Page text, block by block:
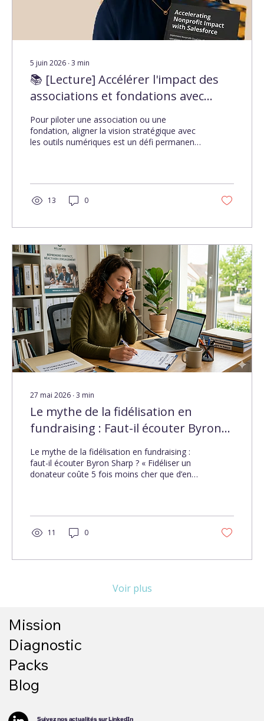
5 juin 2026 ∙3 min
📚 [Lecture] Accélérer l'impact des
associations et fondations avec
Salesforce par Melissa Hill Dees
Pour piloter une association ou une
fondation, aligner la vision stratégique avec
les outils numériques est un défi permanent.
transformer la technologie en un véritable
levier d'impact.
13 0
27 mai 2026 ∙3 min
Le mythe de la fidélisation en
fundraising : Faut-il écouter Byron
Sharp ?
Le mythe de la fidélisation en fundraising :
faut-il écouter Byron Sharp ? « Fidéliser un
donateur coûte 5 fois moins cher que d’en
croissance repose d'abord sur l'acquisition
continue. Face à l'érosion naturelle des
bases de données, s'arrêter de recruter,
conquête ou la rétention ? Laissez votre
11 0
Voir plus
Mission
Diagnostic
Packs
Blog
Suivez nos actualités sur LinkedIn